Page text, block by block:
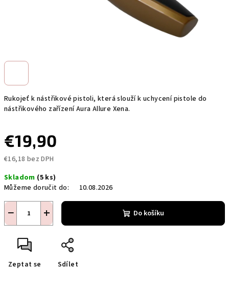
Rukojeť k nástřikové pistoli, která slouží k uchycení pistole do
nástřikového zařízení Aura Allure Xena.
€19,90
€16,18 bez DPH
cena:
Skladom (5 ks)
Můžeme doručit do:
10.08.2026
+
− Do košíku
Zeptat se Sdílet